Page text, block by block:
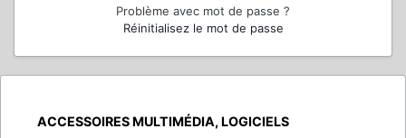
Problème avec mot de passe ?
Réinitialisez le mot de passe
ACCESSOIRES MULTIMÉDIA, LOGICIELS